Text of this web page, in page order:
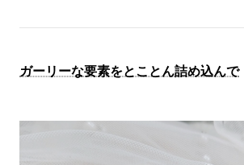
ガーリーな要素をとことん詰め込んで